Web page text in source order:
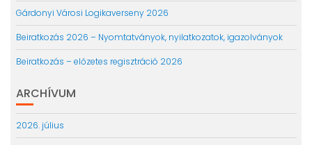
Gárdonyi Városi Logikaverseny 2026
Beiratkozás 2026 – Nyomtatványok, nyilatkozatok, igazolványok
Beiratkozás – előzetes regisztráció 2026
ARCHÍVUM
2026. július